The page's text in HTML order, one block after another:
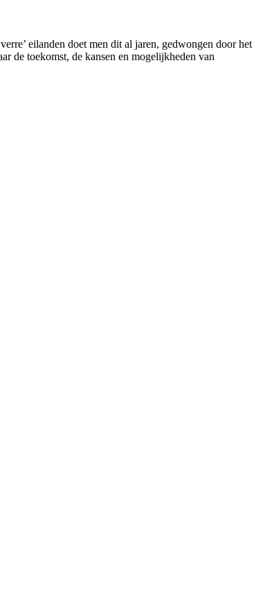
eilanden doet men dit al jaren, gedwongen door het
de toekomst, de kansen en mogelijkheden van